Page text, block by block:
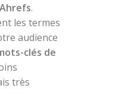
.
les termes
audience
clés de
très